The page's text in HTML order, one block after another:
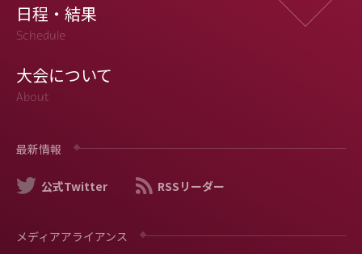
日程・結果
Schedule
大会について
About
最新情報
公式Twitter RSSリーダー
メディアアライアンス